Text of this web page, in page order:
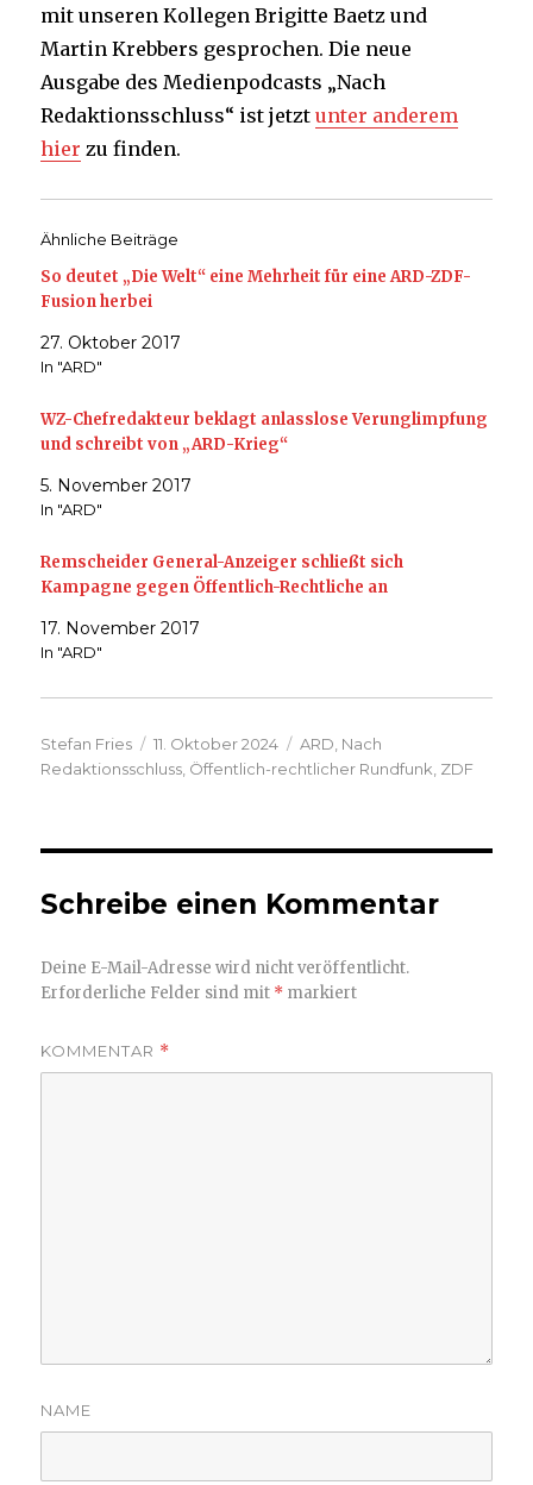
mit unseren Kollegen Brigitte Baetz und
Martin Krebbers gesprochen. Die neue
Ausgabe des Medienpodcasts „Nach
Redaktionsschluss“ ist jetztunter anderem
hier zu finden.
Ähnliche Beiträge
So deutet „Die Welt“ eine Mehrheit für eine ARD-ZDF-
Fusion herbei
27. Oktober 2017
In "ARD"
WZ-Chefredakteur beklagt anlasslose Verunglimpfung
und schreibt von „ARD-Krieg“
5. November 2017
In "ARD"
Remscheider General-Anzeiger schließt sich
Kampagne gegen Öffentlich-Rechtliche an
17. November 2017
In "ARD"
Autor
Stefan Fries
Veröffentlicht
am
11. Oktober 2024 Kategorien
ARD Nach
Redaktionsschluss Öffentlich-rechtlicher Rundfunk ZDF
Schreibe einen Kommentar
Deine E-Mail-Adresse wird nicht veröffentlicht.
Erforderliche Felder sind mit * markiert
KOMMENTAR *
NAME